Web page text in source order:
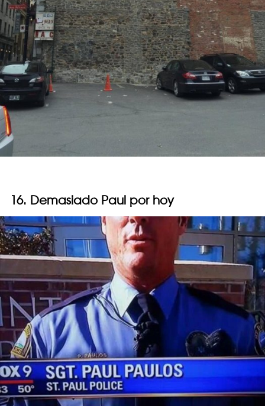
16. Demasiado Paul por hoy